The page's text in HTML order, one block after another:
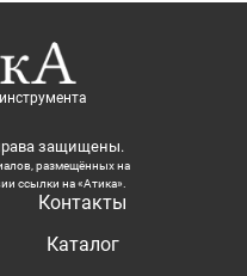
защищены.
размещённых на
ссылки на «Атика».
Контакты
Каталог